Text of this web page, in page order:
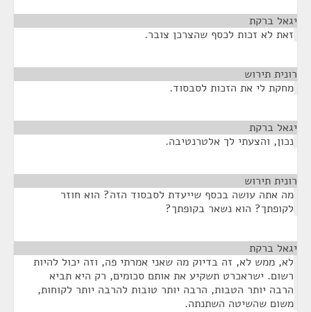
יגאל ברקת
זאת לא זכות לכסף שהצרכן צובר.
רונית תירוש
מחקת לי את הזכות לסבסוד.
יגאל ברקת
נכון, והצעתי לך אלטרנטיבה.
רונית תירוש
מה אתה עושה בכסף שייעדת לסבסוד הזה? הוא חוזר
לקופתך? הוא נשאר בקופתך?
יגאל ברקת
לא, ממש לא, זה בדיוק מה שאני אמרתי פה, וזה יכול להיות
רשום. ישראכרט תשקיע את אותם סכומים, רק היא תביא
הרבה יותר הטבות, הרבה יותר טובות להרבה יותר לקוחות,
משום שהשיטה השתנתה.